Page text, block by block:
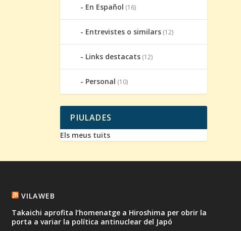
En Español (16)
Entrevistes o similars (12)
Links destacats (12)
Personal (10)
PIULADES
Els meus tuits
VILAWEB
Takaichi aprofita l’homenatge a Hiroshima per obrir la
porta a variar la política antinuclear del Japó